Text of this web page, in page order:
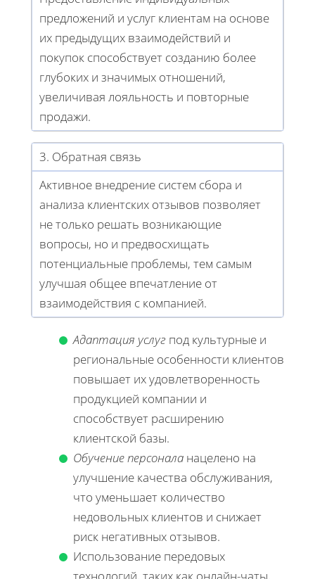
предложений и услуг клиентам на основе
их предыдущих взаимодействий и
покупок способствует созданию более
глубоких и значимых отношений,
увеличивая лояльность и повторные
продажи.
3. Обратная связь
Активное внедрение систем сбора и
анализа клиентских отзывов позволяет
не только решать возникающие
вопросы, но и предвосхищать
потенциальные проблемы, тем самым
улучшая общее впечатление от
взаимодействия с компанией.
Адаптация услуг под культурные и
региональные особенности клиентов
повышает их удовлетворенность
продукцией компании и
способствует расширению
клиентской базы.
Обучение персонала нацелено на
улучшение качества обслуживания,
что уменьшает количество
недовольных клиентов и снижает
риск негативных отзывов.
Использование передовых